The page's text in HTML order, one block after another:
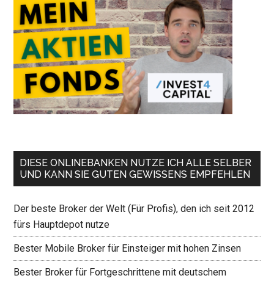
DIESE ONLINEBANKEN NUTZE ICH ALLE SELBER
UND KANN SIE GUTEN GEWISSENS EMPFEHLEN
Der beste Broker der Welt (Für Profis), den ich seit 2012
fürs Hauptdepot nutze
Bester Mobile Broker für Einsteiger mit hohen Zinsen
Bester Broker für Fortgeschrittene mit deutschem